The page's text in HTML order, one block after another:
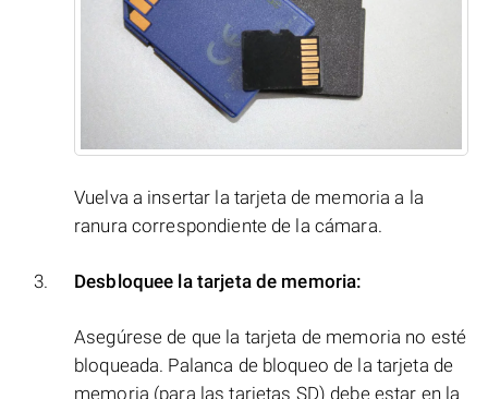
Vuelva a insertar la tarjeta de memoria a la
ranura correspondiente de la cámara.
Desbloquee la tarjeta de memoria:
Asegúrese de que la tarjeta de memoria no esté
bloqueada. Palanca de bloqueo de la tarjeta de
memoria (para las tarjetas SD) debe estar en la